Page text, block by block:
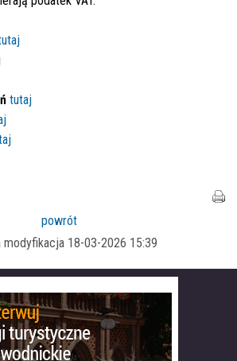
tutaj
powrót
modyfikacja 18-03-2026 15:39